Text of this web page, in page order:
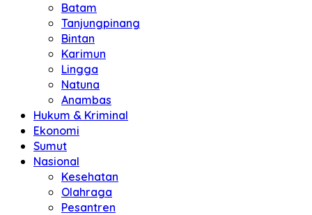
Batam
Tanjungpinang
Bintan
Karimun
Lingga
Natuna
Anambas
Hukum & Kriminal
Ekonomi
Sumut
Nasional
Kesehatan
Olahraga
Pesantren